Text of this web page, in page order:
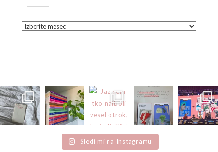
Išči
letih
Sledi mi na Instagramu